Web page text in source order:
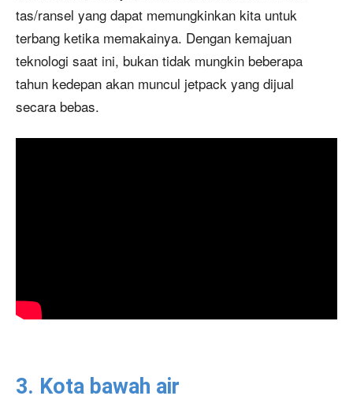
tas/ransel yang dapat memungkinkan kita untuk
terbang ketika memakainya. Dengan kemajuan
teknologi saat ini, bukan tidak mungkin beberapa
tahun kedepan akan muncul jetpack yang dijual
secara bebas.
3. Kota bawah air